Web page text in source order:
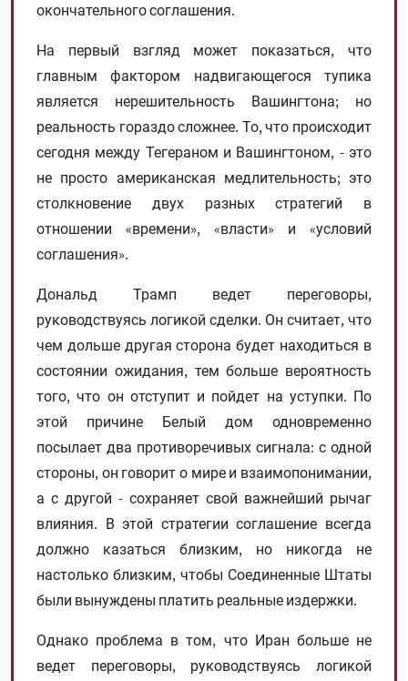
окончательного соглашения.
На первый взгляд может показаться, что
главным фактором надвигающегося тупика
является нерешительность Вашингтона; но
реальность гораздо сложнее. То, что происходит
сегодня между Тегераном и Вашингтоном, - это
не просто американская медлительность; это
столкновение двух разных стратегий в
отношении «времени», «власти» и «условий
соглашения».
Дональд Трамп ведет переговоры,
руководствуясь логикой сделки. Он считает, что
чем дольше другая сторона будет находиться в
состоянии ожидания, тем больше вероятность
того, что он отступит и пойдет на уступки. По
этой причине Белый дом одновременно
посылает два противоречивых сигнала: с одной
стороны, он говорит о мире и взаимопонимании,
а с другой - сохраняет свой важнейший рычаг
влияния. В этой стратегии соглашение всегда
должно казаться близким, но никогда не
настолько близким, чтобы Соединенные Штаты
были вынуждены платить реальные издержки.
Однако проблема в том, что Иран больше не
ведет переговоры, руководствуясь логикой